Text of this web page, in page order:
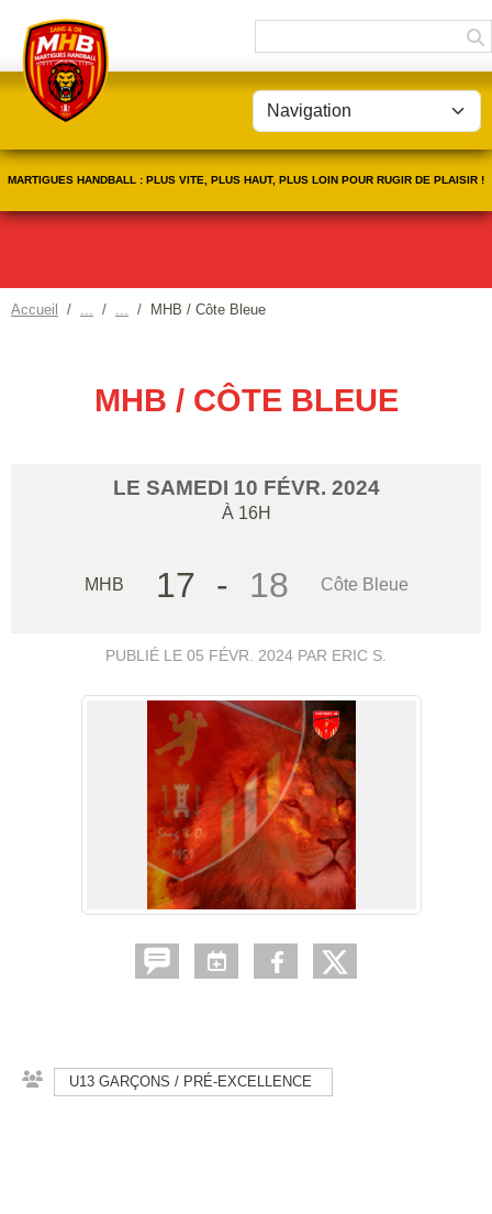
MARTIGUES HANDBALL : PLUS VITE, PLUS HAUT, PLUS LOIN POUR RUGIR DE PLAISIR !
Accueil MHB / Côte Bleue
MHB / CÔTE BLEUE
LE SAMEDI 10 FÉVR. 2024
À 16H
MHB 17 - 18 Côte Bleue
PUBLIÉ LE 05 FÉVR. 2024 PAR ERIC S.
U13 GARÇONS / PRÉ-EXCELLENCE